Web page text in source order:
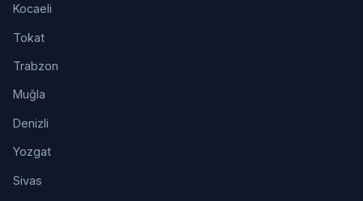
Kocaeli
Tokat
Trabzon
Muğla
Denizli
Yozgat
Sivas